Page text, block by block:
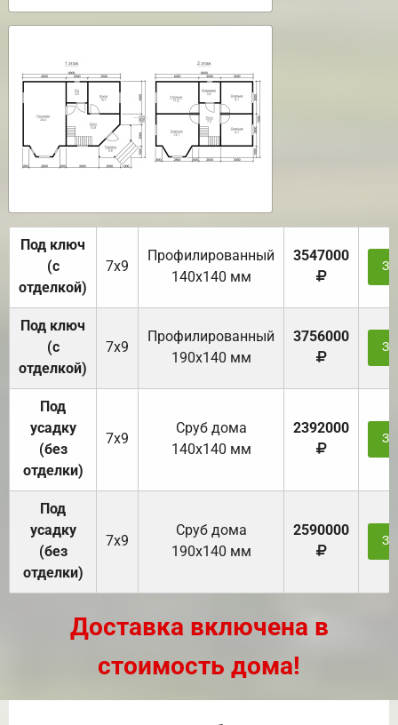
Под ключ
(с
отделкой)
7х9
Профилированный
140х140 мм
3547000
Под ключ
(с
отделкой)
7х9
Профилированный
190х140 мм
3756000
Под
усадку
(без
отделки)
7х9
Cруб дома
140х140 мм
2392000
Под
усадку
(без
отделки)
7х9
Cруб дома
190х140 мм
2590000
Доставка включена в
стоимость дома!